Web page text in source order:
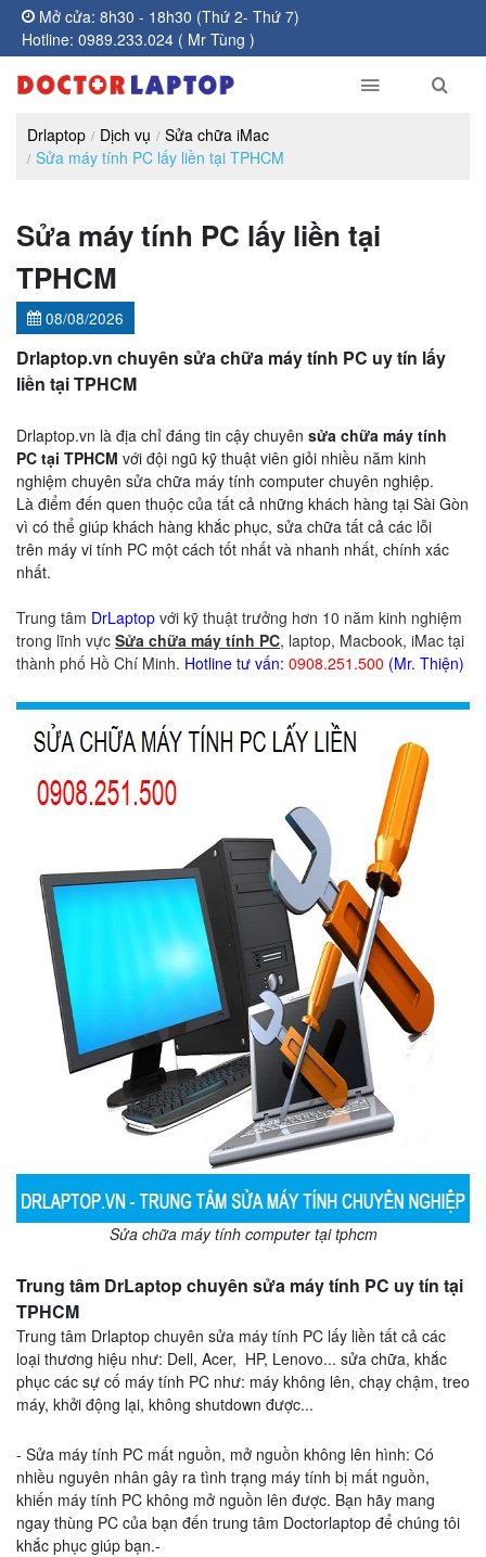
Mở cửa: 8h30 - 18h30 (Thứ 2- Thứ 7)
Hotline: 0989.233.024 ( Mr Tùng )
Drlaptop Dịch vụ
Sửa chữa iMac
Sửa máy tính PC lấy liền tại TPHCM
Sửa máy tính PC lấy liền tại
TPHCM
08/08/2026
Drlaptop.vn chuyên sửa chữa máy tính PC uy tín lấy
liền tại TPHCM
Drlaptop.vn là địa chỉ đáng tin cậy chuyên sửa chữa máy tính
PC tại TPHCM với đội ngũ kỹ thuật viên giỏi nhiều năm kinh
nghiệm chuyên sửa chữa máy tính computer chuyên nghiệp.
Là điểm đến quen thuộc của tất cả những khách hàng tại Sài Gòn
vì có thể giúp khách hàng khắc phục, sửa chữa tất cả các lỗi
trên máy vi tính PC một cách tốt nhất và nhanh nhất, chính xác
nhất.
Trung tâm DrLaptop với kỹ thuật trưởng hơn 10 năm kinh nghiệm
trong lĩnh vực Sửa chữa máy tính PC, laptop, Macbook, iMac tại
thành phố Hồ Chí Minh. Hotline tư vấn: 0908.251.500 (Mr. Thiện)
Sửa chữa máy tính computer tại tphcm
Trung tâm DrLaptop chuyên sửa máy tính PC uy tín tại
TPHCM
Trung tâm Drlaptop chuyên sửa máy tính PC lấy liền tất cả các
loại thương hiệu như: Dell, Acer, HP, Lenovo... sửa chữa, khắc
phục các sự cố máy tính PC như: máy không lên, chạy chậm, treo
máy, khởi động lại, không shutdown được...
- Sửa máy tính PC mất nguồn, mở nguồn không lên hình: Có
nhiều nguyên nhân gây ra tình trạng máy tính bị mất nguồn,
khiến máy tính PC không mở nguồn lên được. Bạn hãy mang
ngay thùng PC của bạn đến trung tâm Doctorlaptop để chúng tôi
khắc phục giúp bạn.-